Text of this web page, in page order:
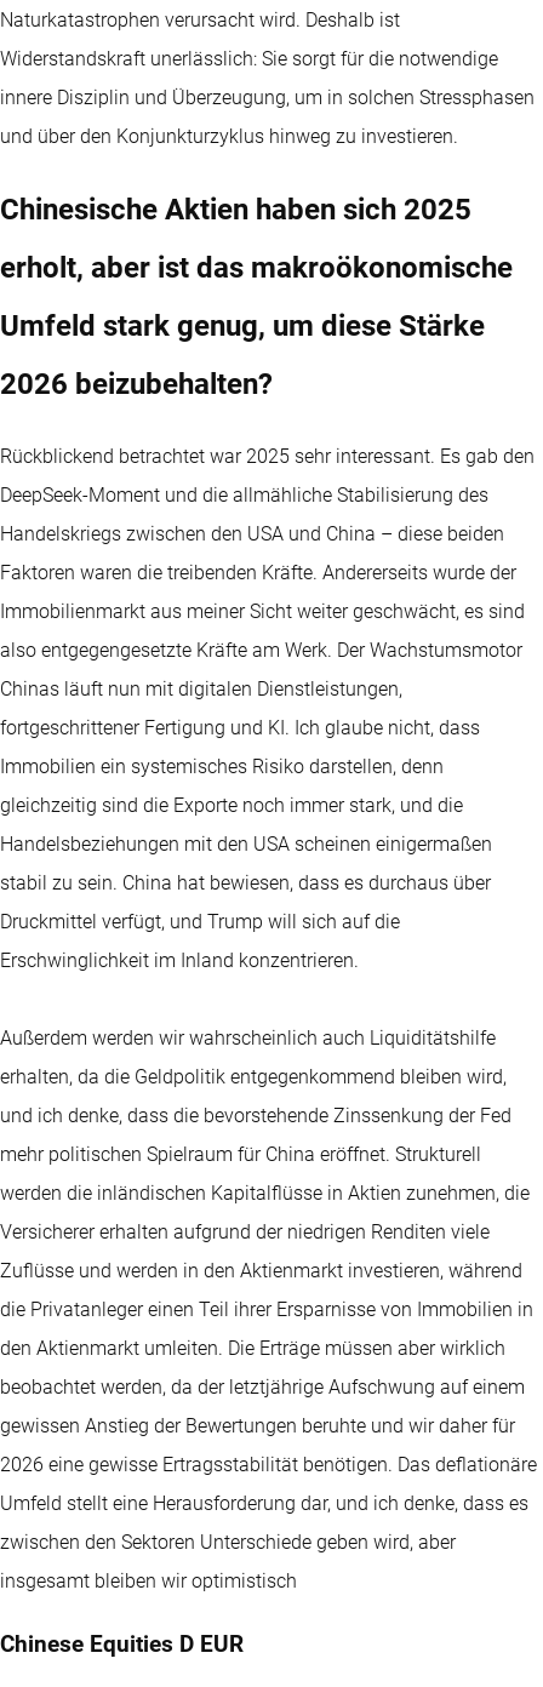
Naturkatastrophen verursacht wird. Deshalb ist
Widerstandskraft unerlässlich: Sie sorgt für die notwendige
innere Disziplin und Überzeugung, um in solchen Stressphasen
und über den Konjunkturzyklus hinweg zu investieren.
Chinesische Aktien haben sich 2025
erholt, aber ist das makroökonomische
Umfeld stark genug, um diese Stärke
2026 beizubehalten?
Rückblickend betrachtet war 2025 sehr interessant. Es gab den
DeepSeek-Moment und die allmähliche Stabilisierung des
Handelskriegs zwischen den USA und China – diese beiden
Faktoren waren die treibenden Kräfte. Andererseits wurde der
Immobilienmarkt aus meiner Sicht weiter geschwächt, es sind
also entgegengesetzte Kräfte am Werk. Der Wachstumsmotor
Chinas läuft nun mit digitalen Dienstleistungen,
fortgeschrittener Fertigung und KI. Ich glaube nicht, dass
Immobilien ein systemisches Risiko darstellen, denn
gleichzeitig sind die Exporte noch immer stark, und die
Handelsbeziehungen mit den USA scheinen einigermaßen
stabil zu sein. China hat bewiesen, dass es durchaus über
Druckmittel verfügt, und Trump will sich auf die
Erschwinglichkeit im Inland konzentrieren.
Außerdem werden wir wahrscheinlich auch Liquiditätshilfe
erhalten, da die Geldpolitik entgegenkommend bleiben wird,
und ich denke, dass die bevorstehende Zinssenkung der Fed
mehr politischen Spielraum für China eröffnet. Strukturell
werden die inländischen Kapitalflüsse in Aktien zunehmen, die
Versicherer erhalten aufgrund der niedrigen Renditen viele
Zuflüsse und werden in den Aktienmarkt investieren, während
die Privatanleger einen Teil ihrer Ersparnisse von Immobilien in
den Aktienmarkt umleiten. Die Erträge müssen aber wirklich
beobachtet werden, da der letztjährige Aufschwung auf einem
gewissen Anstieg der Bewertungen beruhte und wir daher für
2026 eine gewisse Ertragsstabilität benötigen. Das deflationäre
Umfeld stellt eine Herausforderung dar, und ich denke, dass es
zwischen den Sektoren Unterschiede geben wird, aber
insgesamt bleiben wir optimistisch
Chinese Equities D EUR